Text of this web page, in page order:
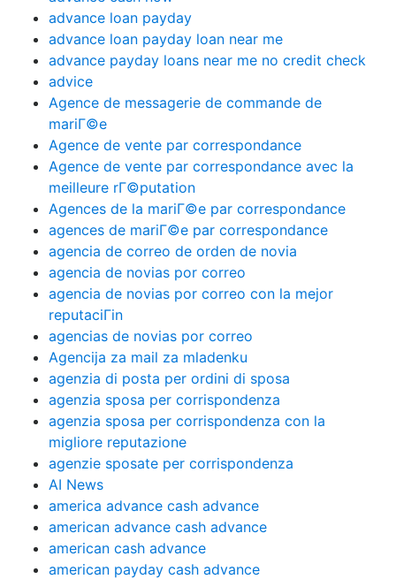
advance loan payday
advance loan payday loan near me
advance payday loans near me no credit check
advice
Agence de messagerie de commande de
mariГ©e
Agence de vente par correspondance
Agence de vente par correspondance avec la
meilleure rГ©putation
Agences de la mariГ©e par correspondance
agences de mariГ©e par correspondance
agencia de correo de orden de novia
agencia de novias por correo
agencia de novias por correo con la mejor
reputaciГіn
agencias de novias por correo
Agencija za mail za mladenku
agenzia di posta per ordini di sposa
agenzia sposa per corrispondenza
agenzia sposa per corrispondenza con la
migliore reputazione
agenzie sposate per corrispondenza
AI News
america advance cash advance
american advance cash advance
american cash advance
american payday cash advance